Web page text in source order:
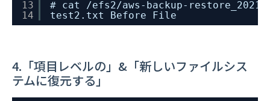
13
14
# cat /efs2/aws-backup-
test2.txt Before File
4.「項目レベルの」&「新しいファイルシス
テムに復元する」